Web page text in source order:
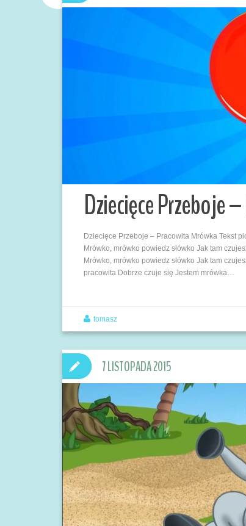
Dziecięce Przeboje
Dziecięce Przeboje – Pracowita Mrówka Tekst
Mrówko, mrówko powiedz słówko Jak tam
Mrówko, mrówko powiedz słówko Jak tam
pracowita Dobrze czuje się Jestem mrówka…
tomasz
7 LISTOPADA 2015